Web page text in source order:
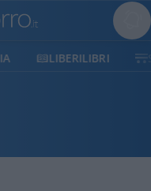
SHOP SOSTIENICI